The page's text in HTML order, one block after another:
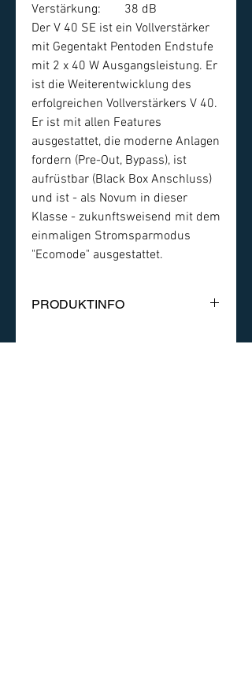
Verstärkung:
38 dB
Der V 40 SE ist ein Vollverstärker
mit Gegentakt Pentoden Endstufe
mit 2 x 40 W Ausgangsleistung. Er
ist die Weiterentwicklung des
erfolgreichen Vollverstärkers V 40.
Er ist mit allen Features
ausgestattet, die moderne Anlagen
fordern (Pre-Out, Bypass), ist
aufrüstbar (Black Box Anschluss)
und ist - als Novum in dieser
Klasse - zukunftsweisend mit dem
einmaligen Stromsparmodus
"Ecomode" ausgestattet.
PRODUKTINFO